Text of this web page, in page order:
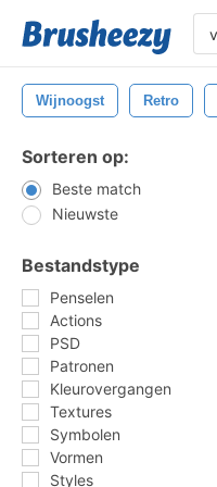
Wijnoogst Retro
Sorteren op:
Beste match
Nieuwste
Bestandstype
Penselen
Actions
PSD
Patronen
Kleurovergangen
Textures
Symbolen
Vormen
Styles